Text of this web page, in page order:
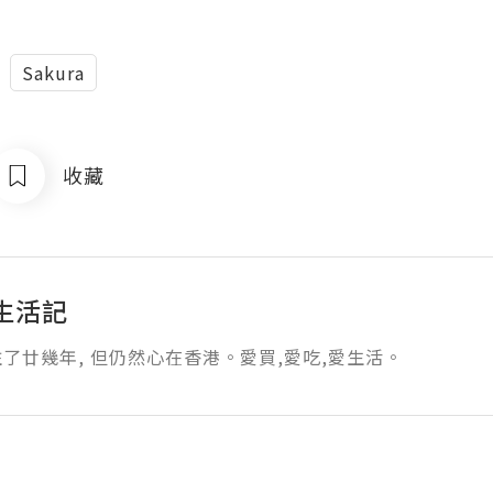
Sakura
收藏
活記
廿幾年, 但仍然心在香港。愛買,愛吃,愛生活。